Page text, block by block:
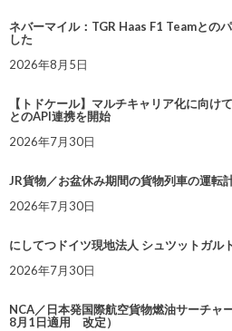
ネバーマイル：TGR Haas F1 Teamとの
した
2026年8月5日
【トドケール】マルチキャリア化に向
とのAPI連携を開始
2026年7月30日
JR貨物／お盆休み期間の貨物列車の運転
2026年7月30日
にしてつドイツ現地法人 シュツットガル
2026年7月30日
NCA／日本発国際航空貨物燃油サーチャ
8月1日適用 改定）